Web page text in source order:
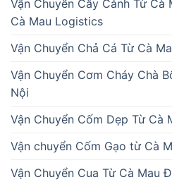
Vận Chuyển Cây Cảnh Từ Cà
Cà Mau Logistics
Vận Chuyển Chả Cá Từ Cà
Vận Chuyển Cơm Cháy Chà
Nội
Vận Chuyển Cốm Dẹp Từ Cà
Vận chuyển Cốm Gạo từ Cà
Vận Chuyển Cua Từ Cà Mau